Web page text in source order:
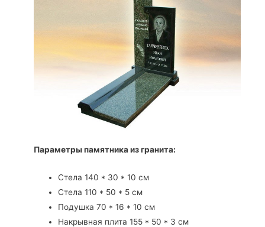
Параметры памятника из гранита:
Стела 140 * 30 * 10 см
Стела 110 * 50 * 5 см
Подушка 70 * 16 * 10 см
Накрывная плита 155 * 50 * 3 см